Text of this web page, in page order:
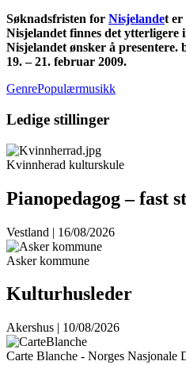
Søknadsfristen for Nisjelandet er
Nisjelandet finnes det ytterligere
Nisjelandet ønsker å
19. – 21. februar 2009.
GenrePopulærmusikk
Ledige stillinger
Kvinnherad kulturskule
Pianopedagog – fast
Vestland | 16/08/2026
Asker kommune
Kulturhusleder
Akershus | 10/08/2026
Carte Blanche - Norges Nasjonale